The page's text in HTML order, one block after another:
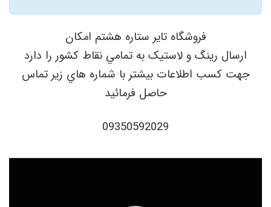
فروشگاه تاير ستاره هشتم امکان
ارسال رينگ و لاستيک به تمامي نقاط کشور را دارد
جهت کسب اطلاعات بيشتر با شماره هاي زير تماس
حاصل فرمائيد
09350592029